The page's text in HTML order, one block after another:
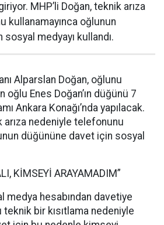
MHP’li Doğan, teknik arıza
kullanamayınca oğlunun
medyayı kullandı.
Alparslan Doğan, oğlunu
oğlu Enes Doğan’ın düğünü 7
Ankara Konağı’nda yapılacak.
arıza nedeniyle telefonunu
düğününe davet için sosyal
KİMSEYİ ARAYAMADIM”
medya hesabından davetiye
bir kısıtlama nedeniyle